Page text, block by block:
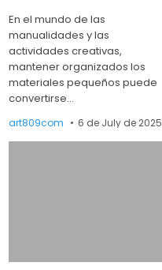
En el mundo de las
manualidades y las
actividades creativas,
mantener organizados los
materiales pequeños puede
convertirse…
art809com 6 de July de 2025